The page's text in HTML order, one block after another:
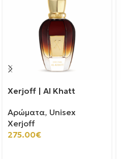
Xerjoff | Al Khatt
Αρώματα, Unisex
Xerjoff
275.00€